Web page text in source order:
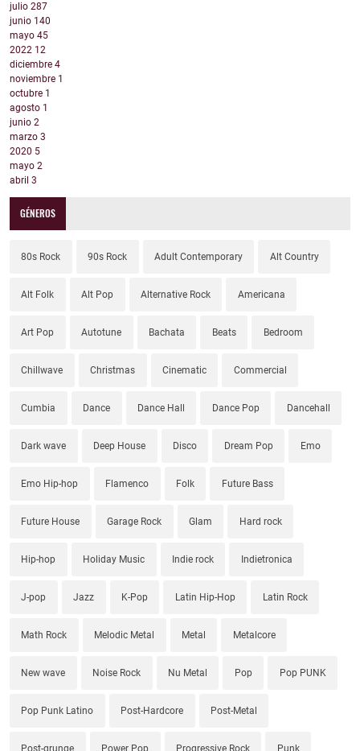
julio 287
junio 140
mayo 45
2022 12
diciembre 4
noviembre 1
octubre 1
agosto 1
junio 2
marzo 3
2020 5
mayo 2
abril 3
GÉNEROS
80s Rock 90s Rock Adult Contemporary Alt Country
Alt Folk Alt Pop Alternative Rock Americana
Art Pop Autotune Bachata Beats Bedroom
Chillwave Christmas Cinematic Commercial
Cumbia Dance Dance Hall Dance Pop Dancehall
Dark wave Deep House Disco Dream Pop Emo
Emo Hip-hop Flamenco Folk Future Bass
Future House Garage Rock Glam Hard rock
Hip-hop Holiday Music Indie rock Indietronica
J-pop Jazz K-Pop Latin Hip-Hop Latin Rock
Math Rock Melodic Metal Metal Metalcore
New wave Noise Rock Nu Metal Pop Pop PUNK
Pop Punk Latino Post-Hardcore Post-Metal
Post-grunge Power Pop Progressive Rock Punk